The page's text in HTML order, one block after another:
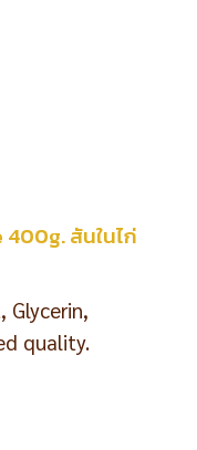
สันในไก่
Glycerin,
quality.